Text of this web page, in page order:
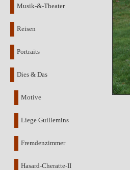
Musik-&-Theater
Reisen
Portraits
Dies & Das
Motive
Liege Guillemins
Fremdenzimmer
Hasard-Cheratte-II